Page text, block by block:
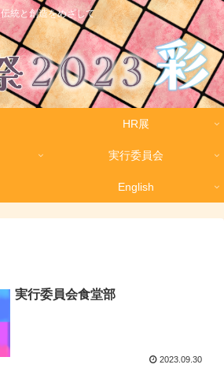
伝統と創造をめざして
HR展
実行委員会
English
実行委員会食堂部
2023.09.30